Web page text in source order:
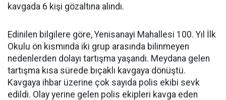
kavgada 6 kişi gözaltına alındı.
Edinilen bilgilere göre, Yenisanayi Mahallesi 100. Yıl İlk
Okulu ön kısmında iki grup arasında bilinmeyen
nedenlerden dolayı tartışma yaşandı. Meydana gelen
tartışma kısa sürede bıçaklı kavgaya dönüştü.
Kavgaya ihbar üzerine çok sayıda polis ekibi sevk
edildi. Olay yerine gelen polis ekipleri kavga eden